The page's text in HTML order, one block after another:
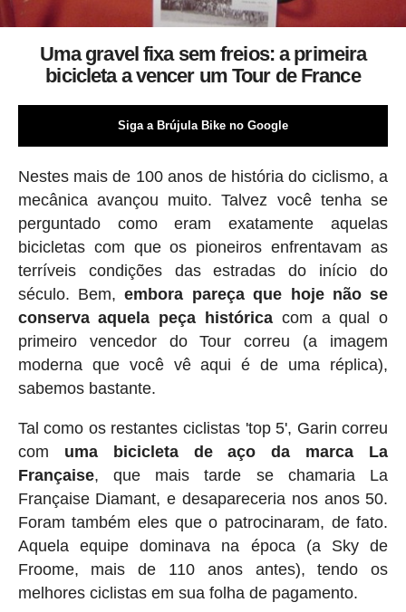
Uma gravel fixa sem freios: a primeira
bicicleta a vencer um Tour de France
Siga a Brújula Bike no Google
Nestes mais de 100 anos de história do ciclismo, a
mecânica avançou muito. Talvez você tenha se
perguntado como eram exatamente aquelas
bicicletas com que os pioneiros enfrentavam as
terríveis condições das estradas do início do
século. Bem,embora pareça que hoje não se
conserva aquela peça histórica com a qual o
primeiro vencedor do Tour correu (a imagem
moderna que você vê aqui é de uma réplica),
sabemos bastante.
Tal como os restantes ciclistas 'top 5', Garin correu
com uma bicicleta de aço da marca La
Française, que mais tarde se chamaria La
Française Diamant, e desapareceria nos anos 50.
Foram também eles que o patrocinaram, de fato.
Aquela equipe dominava na época (a Sky de
Froome, mais de 110 anos antes), tendo os
melhores ciclistas em sua folha de pagamento.